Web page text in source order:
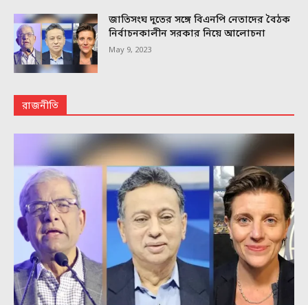
জাতিসংঘ দূতের সঙ্গে বিএনপি নেতাদের বৈঠক
নির্বাচনকালীন সরকার নিয়ে আলোচনা
May 9, 2023
রাজনীতি